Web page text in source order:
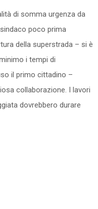
di somma urgenza da
poco prima
della superstrada – si è
i tempi di
il primo cittadino –
collaborazione. I lavori
dovrebbero durare